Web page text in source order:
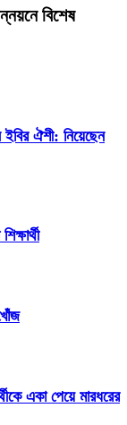
বিশেষ
ঐশী: নিয়েছেন
একা পেয়ে মারধরের